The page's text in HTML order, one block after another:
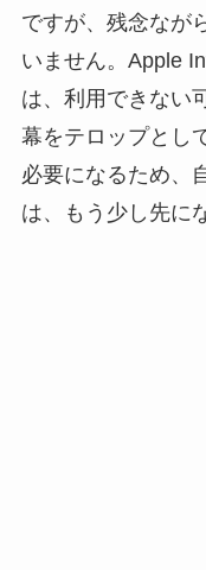
ですが、残念なが
いません。Apple
は、利用できない
幕をテロップとし
必要になるため、
は、もう少し先に